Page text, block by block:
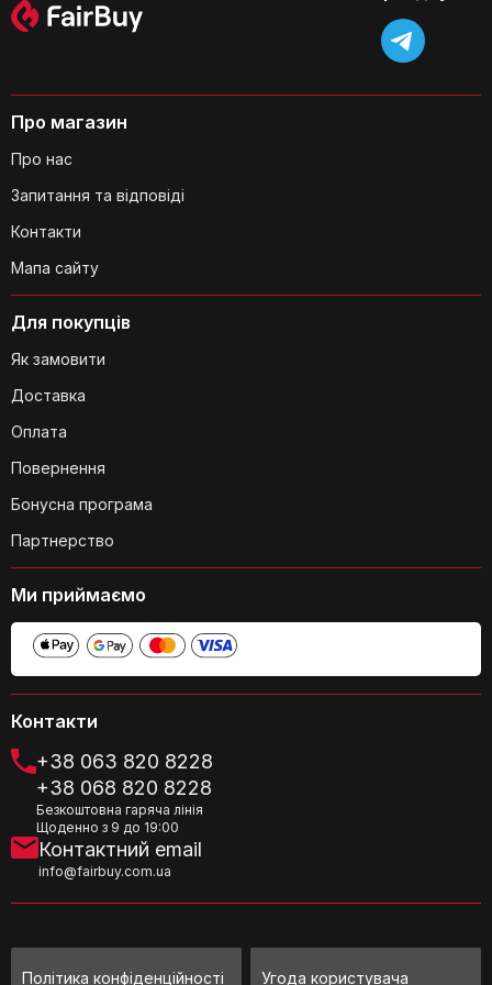
Чи є гумові накладки на нижній
Чи легко збирати та розбирати
Чи є якісь особливі інструкції щодо
встановлення штативів?
Контакти
+38 063 820 8228
+38 068 820 8228
Безкоштовна гаряча лінія
Щоденно з 9 до 19:00
Контактний email
info@fairbuy.com.ua
Для покупців
Як замовити
Доставка
Оплата
Повернення
Бонусна програма
Партнерство
Про магазин
Про нас
Запитання та відповіді
Контакти
Мапа сайту
Ми приймаємо
Політика конфіденційності Угода користувача